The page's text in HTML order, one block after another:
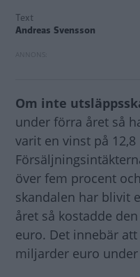
Text
Andreas Svensson
Om inte
under förra året så
varit en vinst på
över fem procent
skandalen har blivit
året så kostadde
euro. Det innebär
miljarder euro